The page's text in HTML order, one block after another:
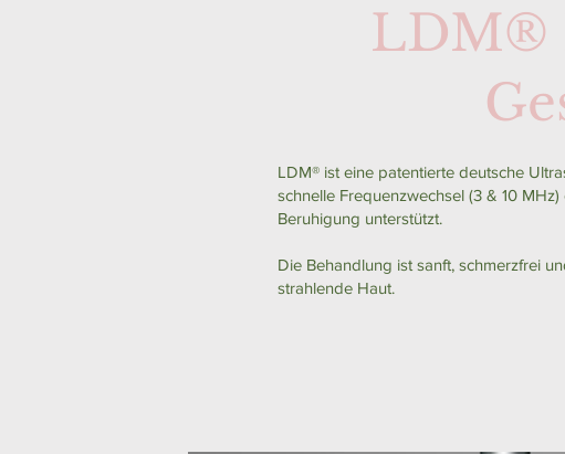
LDM®️
LDM® ist eine patentierte deutsche
schnelle Frequenzwechsel (3 & 10
Beruhigung unterstützt.
Die Behandlung ist sanft, schmerzfrei
strahlende Haut.